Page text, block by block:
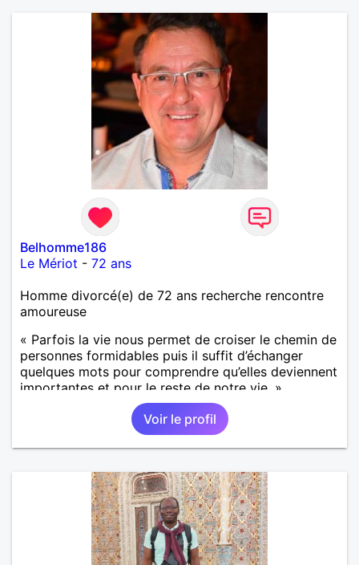
Belhomme186
Le Mériot - 72 ans
Homme divorcé(e) de 72 ans recherche rencontre
amoureuse
« Parfois la vie nous permet de croiser le chemin de
personnes formidables puis il suffit d’échanger
quelques mots pour comprendre qu’elles deviennent
importantes et pour le reste de notre vie. »
Voir le profil